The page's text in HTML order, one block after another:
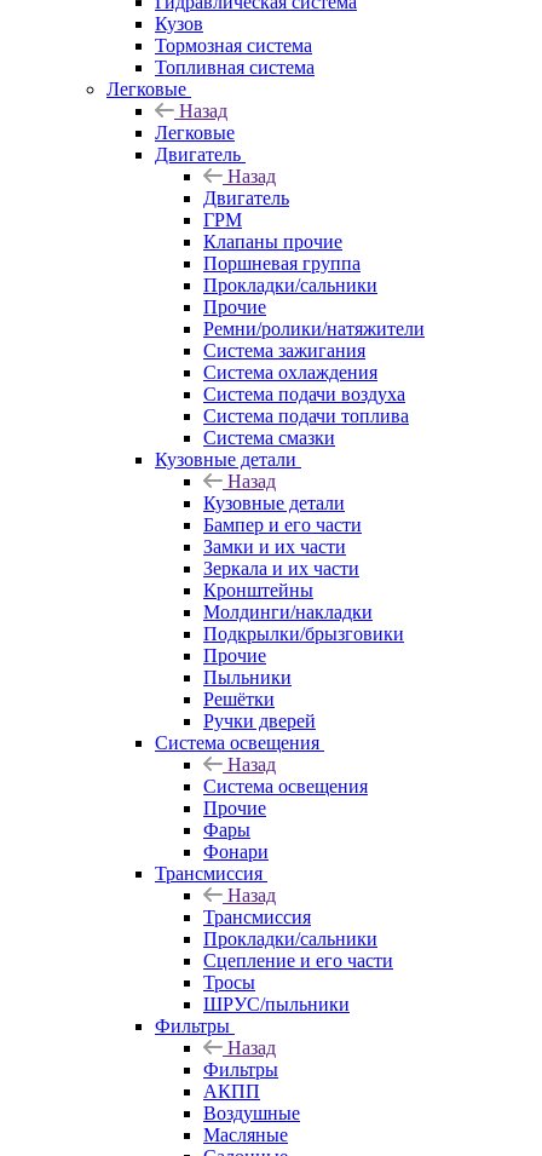
Кузов
Тормозная система
Топливная система
Легковые
Назад
Легковые
Двигатель
Назад
Двигатель
ГРМ
Клапаны прочие
Поршневая группа
Прокладки/сальники
Прочие
Ремни/ролики/натяжители
Система зажигания
Система охлаждения
Система подачи воздуха
Система подачи топлива
Система смазки
Кузовные детали
Назад
Кузовные детали
Бампер и его части
Замки и их части
Зеркала и их части
Кронштейны
Молдинги/накладки
Подкрылки/брызговики
Прочие
Пыльники
Решётки
Ручки дверей
Система освещения
Назад
Система освещения
Прочие
Фары
Фонари
Трансмиссия
Назад
Трансмиссия
Прокладки/сальники
Сцепление и его части
Тросы
ШРУС/пыльники
Фильтры
Назад
Фильтры
АКПП
Воздушные
Масляные